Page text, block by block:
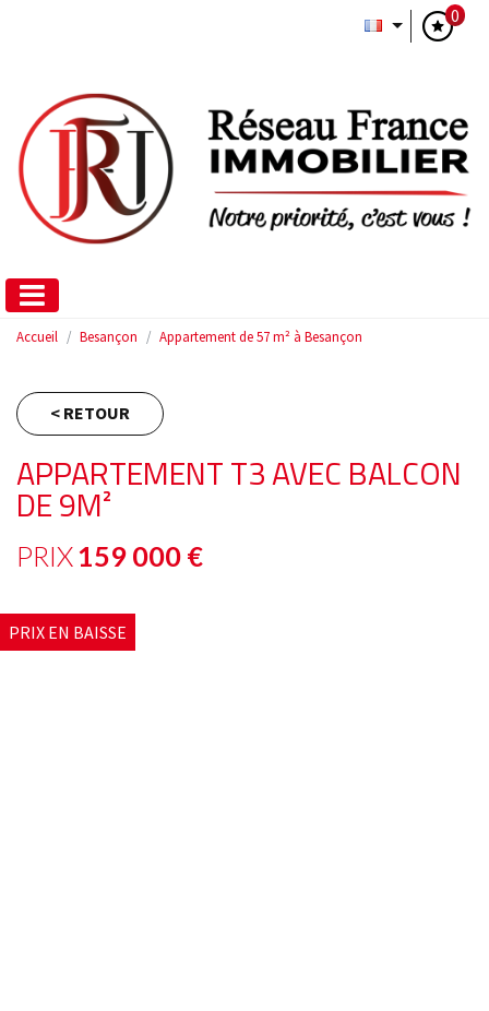
0
Accueil Besançon Appartement de 57 m² à Besançon
< RETOUR
APPARTEMENT T3 AVEC BALCON
DE 9M²
PRIX159 000 €
PRIX EN BAISSE